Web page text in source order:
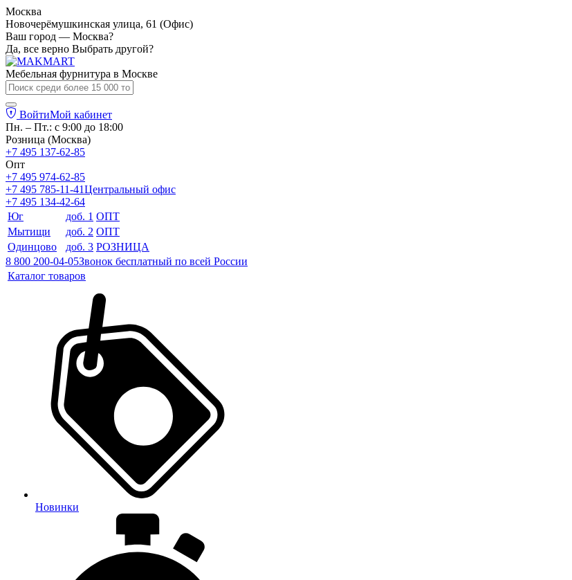
Москва
Новочерёмушкинская улица, 61 (Офис)
Ваш город — Москва?
Да, все верно Выбрать другой?
Мебельная фурнитура в Москве
ВойтиМой кабинет
Пн. – Пт.: с 9:00 до 18:00
Розница (Москва)
+7 495 137-62-85
Опт
+7 495 974-62-85
+7 495 785-11-41Центральный офис
+7 495 134-42-64
Юг
доб. 1 ОПТ
Мытищи
доб. 2 ОПТ
Одинцово
доб. 3 РОЗНИЦА
8 800 200-04-05Звонок бесплатный по всей России
Каталог товаров
Новинки